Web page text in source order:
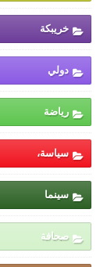
خريبكة
دولي
رياضة
سياسة،
سينما
صحافة